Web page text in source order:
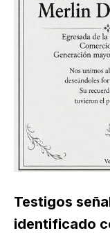
Testigos
identificado